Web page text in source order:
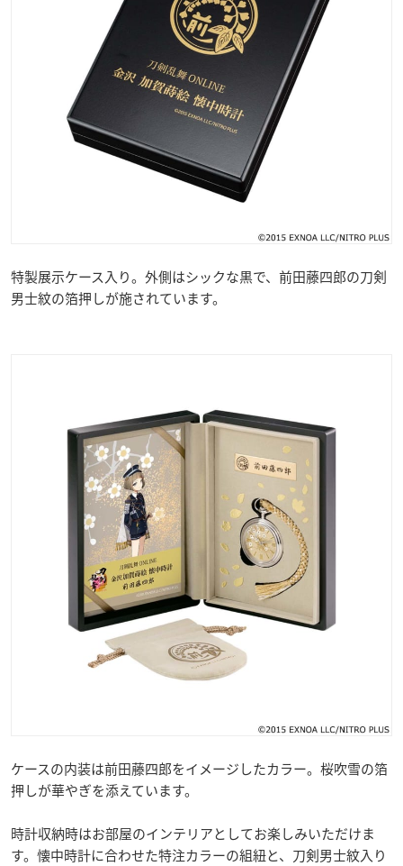
特製展示ケース入り。外側はシックな黒で、前田藤四郎の刀剣
男士紋の箔押しが施されています。
ケースの内装は前田藤四郎をイメージしたカラー。桜吹雪の箔
押しが華やぎを添えています。
時計収納時はお部屋のインテリアとしてお楽しみいただけま
す。懐中時計に合わせた特注カラーの組紐と、刀剣男士紋入り